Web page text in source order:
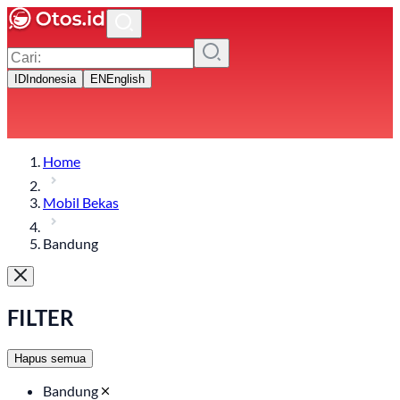
ID Indonesia EN English
Home
Mobil Bekas
Bandung
FILTER
Hapus semua
Bandung